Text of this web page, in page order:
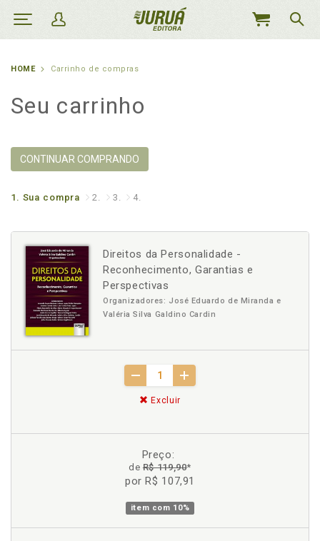
MEU
HOME Carrinho de compras
Seu carrinho
CONTINUAR COMPRANDO
1. Sua compra 2. 3. 4.
Direitos da Personalidade -
Reconhecimento, Garantias e
Perspectivas
Organizadores: José Eduardo de Miranda e
Valéria Silva Galdino Cardin
Excluir
Preço:
deR$ 119,90*
por R$ 107,91
item com 10%